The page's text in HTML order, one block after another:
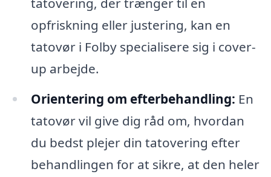
opfriskning eller justering, kan en
tatovør i Folby specialisere sig i cover-
up arbejde.
Orientering om efterbehandling: En
tatovør vil give dig råd om, hvordan
du bedst plejer din tatovering efter
behandlingen for at sikre, at den heler